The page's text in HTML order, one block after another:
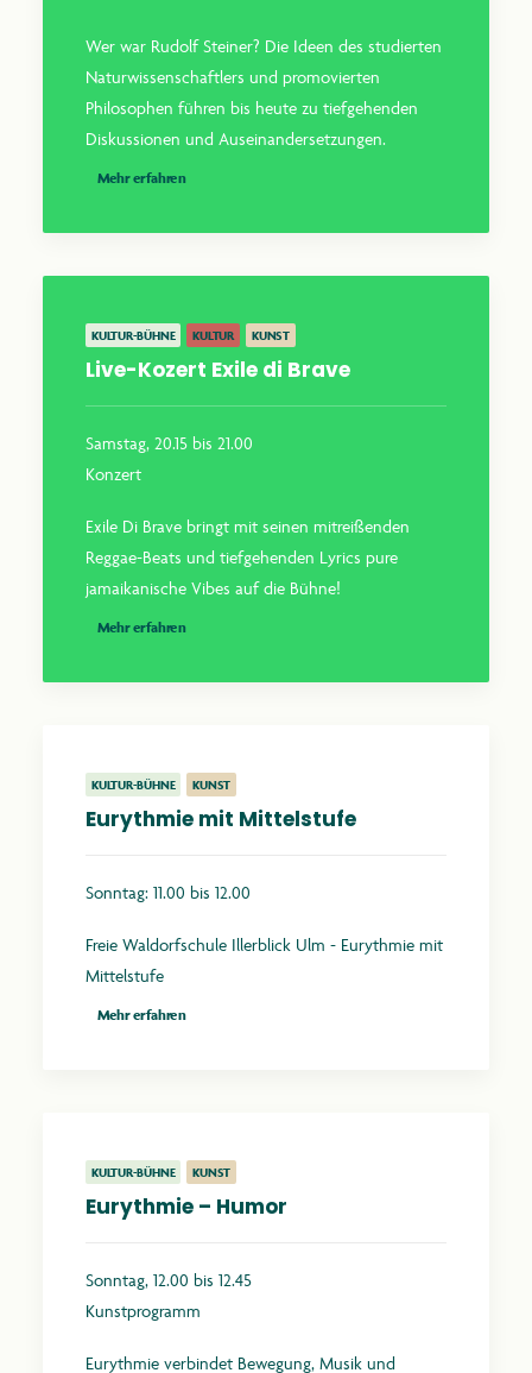
Wer war Rudolf Steiner? Die Ideen des studierten
Naturwissenschaftlers und promovierten
Philosophen führen bis heute zu tiefgehenden
Diskussionen und Auseinandersetzungen.
Mehr erfahren
KULTUR-BÜHNE KULTUR KUNST
Live-Kozert Exile di Brave
Samstag, 20.15 bis 21.00
Konzert
Exile Di Brave bringt mit seinen mitreißenden
Reggae-Beats und tiefgehenden Lyrics pure
jamaikanische Vibes auf die Bühne!
Mehr erfahren
KULTUR-BÜHNE KUNST
Eurythmie mit Mittelstufe
Sonntag: 11.00 bis 12.00
Freie Waldorfschule Illerblick Ulm - Eurythmie mit
Mittelstufe
Mehr erfahren
KULTUR-BÜHNE KUNST
Eurythmie – Humor
Sonntag, 12.00 bis 12.45
Kunstprogramm
Eurythmie verbindet Bewegung, Musik und